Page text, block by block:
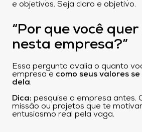
e objetivos. Seja claro e objetivo.
“Por que você
nesta empresa?”
Essa pergunta avalia o quanto
empresa e como seus valores
dela.
Dica: pesquise a empresa antes.
missão ou projetos que te
entusiasmo real pela vaga.